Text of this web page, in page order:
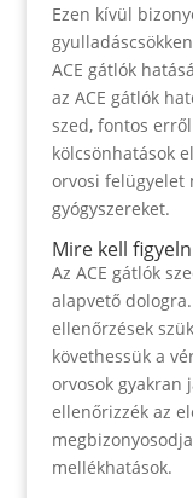
Ezen kívül
ACE gátlók
az ACE gátlók
szed, fontos
kölcsönhatások
orvosi felügyelet
gyógyszereket.
Mire kell
Az ACE gátlók
alapvető
ellenőrzések
követhessük a
orvosok gyakran
ellenőrizzék az
mellékhatások.